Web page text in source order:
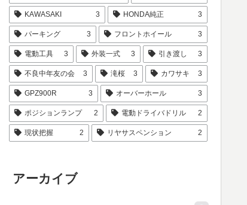
KAWASAKI 3 HONDA純正 3
パーキング 3 フロントホイール 3
電動工具 3 外装一式 3 引き渡し 3
不良中年友の会 3 滝桜 3 カワサキ 3
GPZ900R 3 オーバーホール 3
ポジションランプ 2 電動ドライバドリル 2
現状把握 2 リヤサスペンション 2
アーカイブ